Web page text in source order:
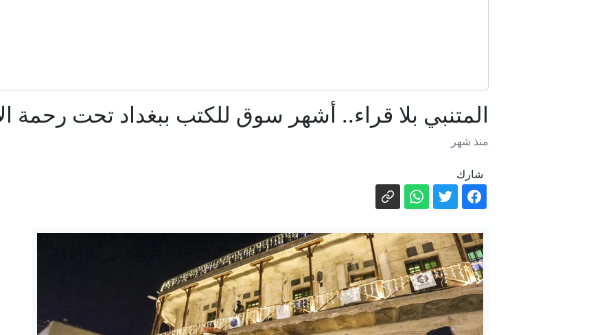
ذاكرة القصف وحسابات المصالح.. هل تتصالح سوريا الجديدة
15 سفينة بـ 275 مليار.. تعرّف على أسطول "دونالد ترمب" الحربي
رئيس الوزراء الكندي يسخر من ترامب بعد تعطل جهاز التلقين..
محادثات لبنان وإسرائيل تستأنف بعد تعليقها في روما
المتنبي بلا قراء.. أشهر سوق للكتب ببغداد تحت رحمة
منذ شهر
شارك